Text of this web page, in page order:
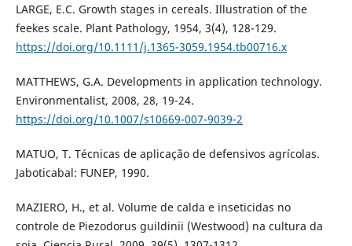
LARGE, E.C. Growth stages in cereals. Illustration of the
feekes scale. Plant Pathology, 1954, 3(4), 128-129.
https://doi.org/10.1111/j.1365-3059.1954.tb00716.x
MATTHEWS, G.A. Developments in application technology.
Environmentalist, 2008, 28, 19-24.
https://doi.org/10.1007/s10669-007-9039-2
MATUO, T. Técnicas de aplicação de defensivos agrícolas.
Jaboticabal: FUNEP, 1990.
MAZIERO, H., et al. Volume de calda e inseticidas no
controle de Piezodorus guildinii (Westwood) na cultura da